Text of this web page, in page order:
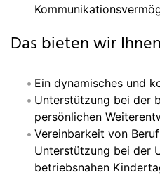
Das bieten wir Ihnen
Ein dynamisches und
Unterstützung bei der
persönlichen
Vereinbarkeit von
Unterstützung bei der
betriebsnahen